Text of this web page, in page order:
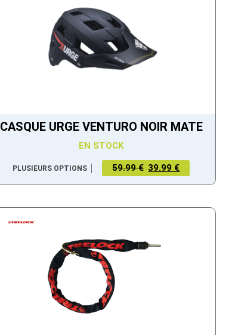
CASQUE URGE VENTURO NOIR MATE
EN STOCK
PLUSIEURS OPTIONS 59.99 € 39.99 €